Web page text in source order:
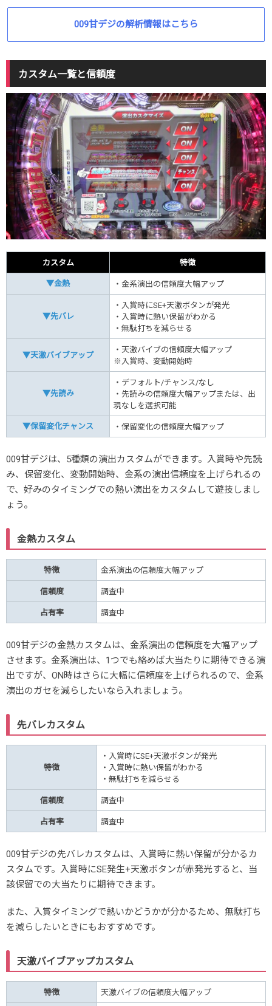
009甘デジの解析情報はこちら
カスタム一覧と信頼度
カスタム 特徴
▼金熱 ・金系演出の信頼度大幅アップ
▼先バレ
・入賞時にSE+天激ボタンが発光
・入賞時に熱い保留がわかる
・無駄打ちを減らせる
▼天激バイブアップ
・天激バイブの信頼度大幅アップ
※入賞時、変動開始時
▼先読み
・デフォルト/チャンス/なし
・先読みの信頼度大幅アップまたは、出
現なしを選択可能
▼保留変化チャンス ・保留変化の信頼度大幅アップ
009甘デジは、5種類の演出カスタムができます。入賞時や先読
み、保留変化、変動開始時、金系の演出信頼度を上げられるの
で、好みのタイミングでの熱い演出をカスタムして遊技しまし
ょう。
金熱カスタム
特徴 金系演出の信頼度大幅アップ
信頼度 調査中
占有率 調査中
009甘デジの金熱カスタムは、金系演出の信頼度を大幅アップ
させます。金系演出は、1つでも絡めば大当たりに期待できる演
出ですが、ON時はさらに大幅に信頼度を上げられるので、金系
演出のガセを減らしたいなら入れましょう。
先バレカスタム
特徴
・入賞時にSE+天激ボタンが発光
・入賞時に熱い保留がわかる
・無駄打ちを減らせる
信頼度 調査中
占有率 調査中
009甘デジの先バレカスタムは、入賞時に熱い保留が分かるカ
スタムです。入賞時にSE発生+天激ボタンが赤発光すると、当
該保留での大当たりに期待できます。
また、入賞タイミングで熱いかどうかが分かるため、無駄打ち
を減らしたいときにもおすすめです。
天激バイブアップカスタム
特徴 天激バイブの信頼度大幅アップ